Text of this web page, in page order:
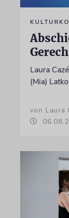
Laura
(Mia)
von Laura